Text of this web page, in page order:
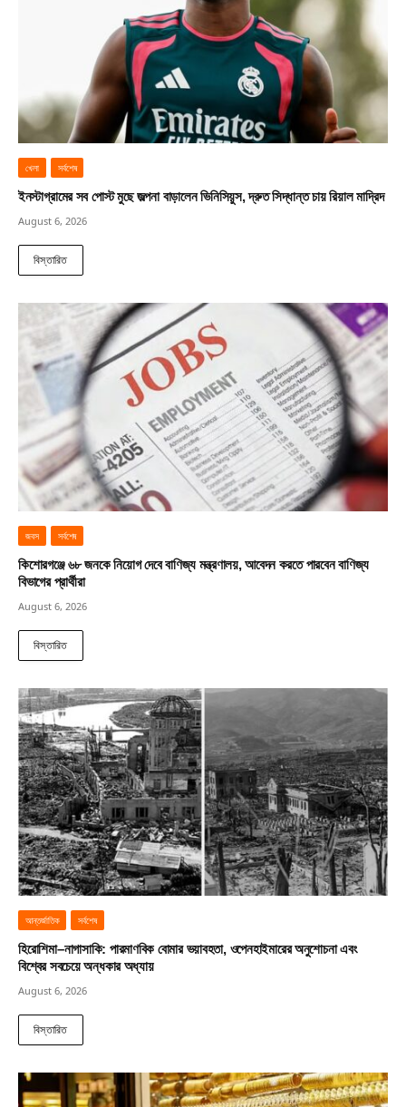
খেলা সর্বশেষ
ইনস্টাগ্রামের সব পোস্ট মুছে জল্পনা বাড়ালেন ভিনিসিয়ুস, দ্রুত সিদ্ধান্ত চায় রিয়াল মাদ্রিদ
August 6, 2026
বিস্তারিত
জবস সর্বশেষ
কিশোরগঞ্জে ৬৮ জনকে নিয়োগ দেবে বাণিজ্য মন্ত্রণালয়, আবেদন করতে পারবেন বাণিজ্য
বিভাগের প্রার্থীরা
August 6, 2026
বিস্তারিত
আন্তর্জাতিক সর্বশেষ
হিরোশিমা–নাগাসাকি: পারমাণবিক বোমার ভয়াবহতা, ওপেনহাইমারের অনুশোচনা এবং
বিশ্বের সবচেয়ে অন্ধকার অধ্যায়
August 6, 2026
বিস্তারিত